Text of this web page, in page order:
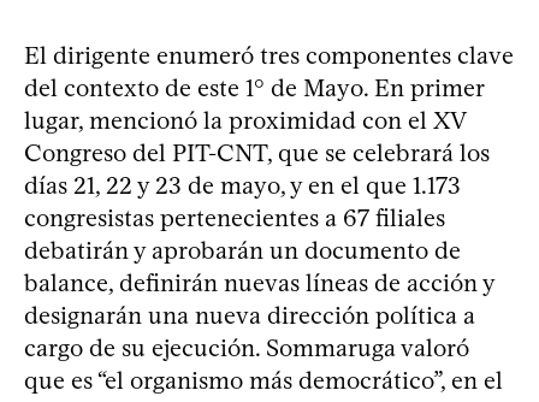
El dirigente enumeró tres componentes clave
del contexto de este 1° de Mayo. En primer
lugar, mencionó la proximidad con el XV
Congreso del PIT-CNT, que se celebrará los
días 21, 22 y 23 de mayo, y en el que 1.173
congresistas pertenecientes a 67 filiales
debatirán y aprobarán un documento de
balance, definirán nuevas líneas de acción y
designarán una nueva dirección política a
cargo de su ejecución. Sommaruga valoró
que es “el organismo más democrático”, en el